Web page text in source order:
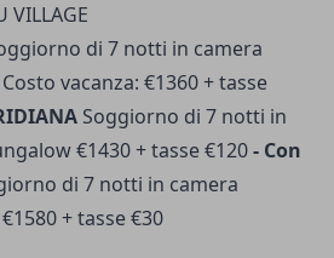
VILLAGE
di 7 notti in camera
vacanza: €1360 + tasse
Soggiorno di 7 notti in
€1430 + tasse €120- Con
di 7 notti in camera
+ tasse €30